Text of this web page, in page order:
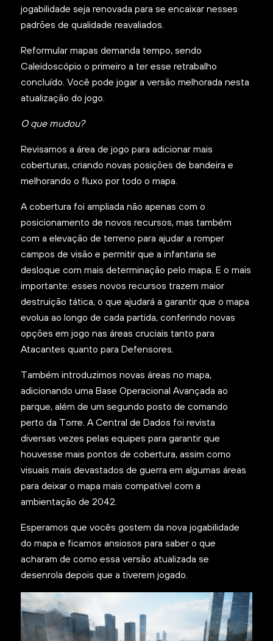
jogabilidade seja renovada para se encaixar nesses
padrões de qualidade reavaliados.
Reformular mapas demanda tempo, sendo
Caleidoscópio o primeiro a ter esse retrabalho
concluído. Você pode jogar a versão melhorada nesta
atualização do jogo.
O que mudou?
Revisamos a área de jogo para adicionar mais
coberturas, criando novas posições de bandeira e
melhorando o fluxo por todo o mapa.
A cobertura foi ampliada não apenas com o
posicionamento de novos recursos, mas também
com a elevação de terreno para ajudar a romper
campos de visão e permitir que a infantaria se
desloque com mais determinação pelo mapa. E o mais
importante: esses novos recursos trazem maior
destruição tática, o que ajudará a garantir que o mapa
evolua ao longo de cada partida, conferindo novas
opções em jogo nas áreas cruciais tanto para
Atacantes quanto para Defensores.
Também introduzimos novas áreas no mapa,
adicionando uma Base Operacional Avançada ao
parque, além de um segundo posto de comando
perto da Torre. A Central de Dados foi revista
diversas vezes pelas equipes para garantir que
houvesse mais pontos de cobertura, assim como
visuais mais devastados de guerra em algumas áreas
para deixar o mapa mais compatível com a
ambientação de 2042.
Esperamos que vocês gostem da nova jogabilidade
do mapa e ficamos ansiosos para saber o que
acharam de como essa versão atualizada se
desenrola depois que a tiverem jogado.